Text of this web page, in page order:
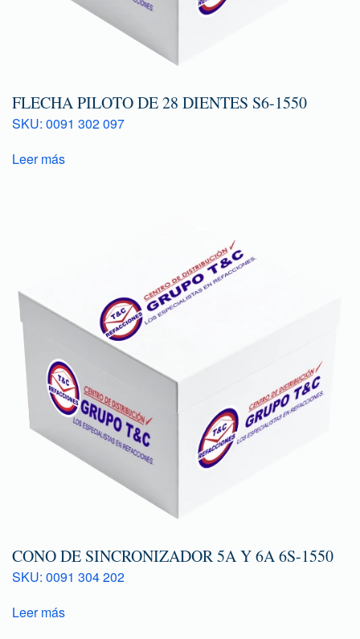
FLECHA PILOTO DE 28 DIENTES S6-1550
SKU: 0091 302 097
Leer más
CONO DE SINCRONIZADOR 5A Y 6A 6S-1550
SKU: 0091 304 202
Leer más